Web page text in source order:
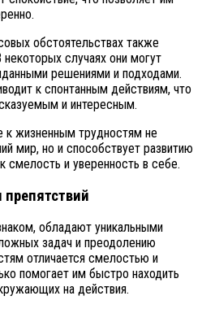
обстоятельствах также
случаях они могут
решениями и подходами.
к спонтанным действиям, что
и интересным.
к жизненным трудностям не
мир, но и способствует развитию
смелость и уверенность в себе.
препятствий
обладают уникальными
задач и преодолению
отличается смелостью и
помогает им быстро находить
на действия.